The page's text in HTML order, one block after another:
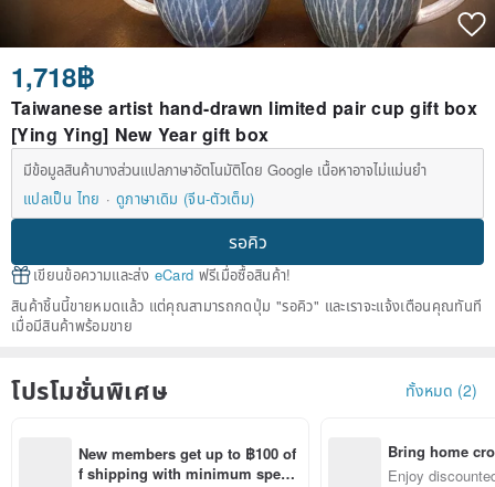
1,718฿
Taiwanese artist hand-drawn limited pair cup gift box
[Ying Ying] New Year gift box
มีข้อมูลสินค้าบางส่วนแปลภาษาอัตโนมัติโดย Google เนื้อหาอาจไม่แม่นยำ
แปลเป็น ไทย
ดูภาษาเดิม (จีน-ตัวเต็ม)
รอคิว
เขียนข้อความและส่ง eCard ฟรีเมื่อซื้อสินค้า!
สินค้าชิ้นนี้ขายหมดแล้ว แต่คุณสามารถกดปุ่ม "รอคิว" และเราจะแจ้งเตือนคุณทันที
เมื่อมีสินค้าพร้อมขาย
โปรโมชั่นพิเศษ ทั้งหมด (2)
New members get up to ฿100 of
f shipping with minimum spen
Bring home
n with ease
Enjoy